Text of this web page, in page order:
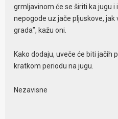
grmljavinom će se širiti ka jugu i
nepogode uz jače pljuskove,
grada”, kažu oni.
Kako dodaju, uveče će biti jačih
kratkom periodu na jugu.
Nezavisne